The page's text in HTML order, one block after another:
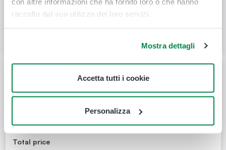
raccolto dal suo utilizzo dei loro servizi.
Mostra dettagli
Accetta tutti i cookie
Personalizza
1 change Duration 1h 55m
17:23 6 Aug
S.Barbara)
19:15 6 Aug
Viale Sicilia
Total price